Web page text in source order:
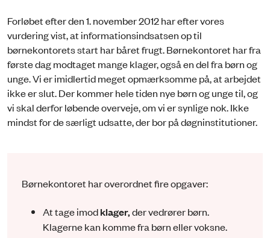
Forløbet efter den 1. november 2012 har efter vores
vurdering vist, at informationsindsatsen op til
børnekontorets start har båret frugt. Børnekontoret har fra
første dag modtaget mange klager, også en del fra børn og
unge. Vi er imidlertid meget opmærksomme på, at arbejdet
ikke er slut. Der kommer hele tiden nye børn og unge til, og
vi skal derfor løbende overveje, om vi er synlige nok. Ikke
mindst for de særligt udsatte, der bor på døgninstitutioner.
Børnekontoret har overordnet fire opgaver:
At tage imodklager,der vedrører børn.
Klagerne kan komme fra børn eller voksne.